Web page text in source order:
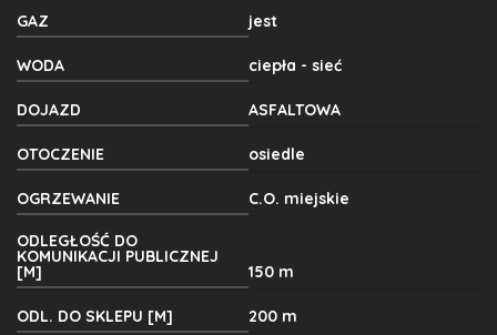
GAZ jest
WODA ciepła - sieć
DOJAZD ASFALTOWA
OTOCZENIE osiedle
OGRZEWANIE C.O. miejskie
ODLEGŁOŚĆ DO
KOMUNIKACJI PUBLICZNEJ
[M] 150 m
ODL. DO SKLEPU [M] 200 m